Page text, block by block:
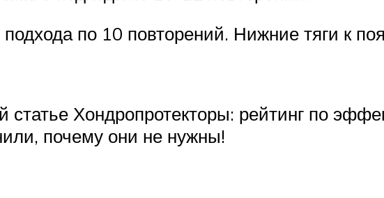
подхода по 10 повторений. Нижние тяги к
Хондропротекторы: рейтинг по
почему они не нужны!